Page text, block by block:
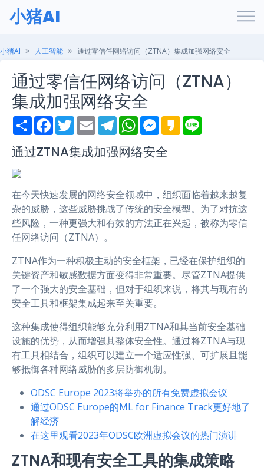
小猪AI
小猪AI 人工智能 通过零信任网络访问（ZTNA）集成加强网络安全
通过零信任网络访问（ZTNA）
集成加强网络安全
S
h
r
e
F
a
e
b
k
T
w
t
t
E
m
i
l
T
e
e
g
W
h
t
s
M
e
s
e
r
K
a
通过ZTNA集成加强网络安全
在今天快速发展的网络安全领域中，组织面临着越来越复
杂的威胁，这些威胁挑战了传统的安全模型。为了对抗这
些风险，一种更强大和有效的方法正在兴起，被称为零信
任网络访问（ZTNA）。
ZTNA作为一种积极主动的安全框架，已经在保护组织的
关键资产和敏感数据方面变得非常重要。尽管ZTNA提供
了一个强大的安全基础，但对于组织来说，将其与现有的
安全工具和框架集成起来至关重要。
这种集成使得组织能够充分利用ZTNA和其当前安全基础
设施的优势，从而增强其整体安全性。通过将ZTNA与现
有工具相结合，组织可以建立一个适应性强、可扩展且能
够抵御各种网络威胁的多层防御机制。
ODSC Europe 2023将举办的所有免费虚拟会议
通过ODSC Europe的ML for Finance Track更好地了
解经济
在这里观看2023年ODSC欧洲虚拟会议的热门演讲
ZTNA和现有安全工具的集成策略